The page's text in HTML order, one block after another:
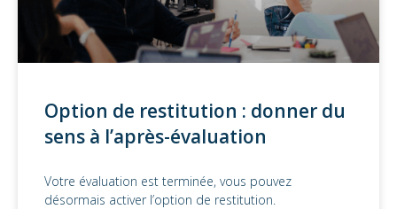
Option de restitution : donner du
sens à l’après-évaluation
Votre évaluation est terminée, vous pouvez
désormais activer l’option de restitution.